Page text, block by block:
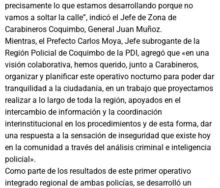
precisamente lo que estamos desarrollando porque no
vamos a soltar la calle”, indicó el Jefe de Zona de
Carabineros Coquimbo, General Juan Muñoz.
Mientras, el Prefecto Carlos Moya, Jefe subrogante de la
Región Policial de Coquimbo de la PDI, agregó que «en una
visión colaborativa, hemos querido, junto a Carabineros,
organizar y planificar este operativo nocturno para poder dar
tranquilidad a la ciudadanía, en un trabajo que proyectamos
realizar a lo largo de toda la región, apoyados en el
intercambio de información y la coordinación
interinstitucional en los procedimientos y de esta forma, dar
una respuesta a la sensación de inseguridad que existe hoy
en la comunidad a través del análisis criminal e inteligencia
policial».
Como parte de los resultados de este primer operativo
integrado regional de ambas policías, se desarrolló un